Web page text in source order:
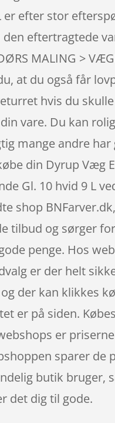
er efter stor
eftertragtede
MALING >
at du også får
hvis du
vare. Du kan
mange andre
din Dyrup Væg
Gl. 10 hvid 9 L
shop
tilbud og sørger
penge. Hos
er der helt
der kan klikkes
er på siden.
er
sparer de
butik bruger,
det dig til gode.